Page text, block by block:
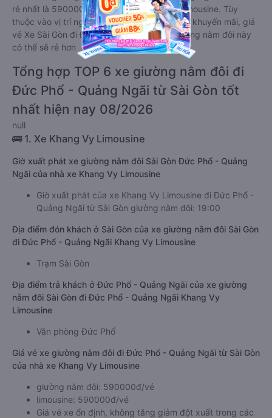
rẻ nhất là 590000 của hãng xe Khang Vy Limousine. Tùy
thuộc vào vị trí ngồi của bạn và chương trình khuyến mãi, giá
vé Xe Sài Gòn đi Đức Phổ - Quảng Ngãi giường nằm đôi này
có thể sẽ rẻ hơn
Tổng hợp TOP 6 xe giường nằm đôi đi
Đức Phổ - Quảng Ngãi từ Sài Gòn tốt
nhất hiện nay 08/2026
null
🚌 1. Xe Khang Vy Limousine
Giờ xuất phát xe giường nằm đôi Sài Gòn Đức Phổ - Quảng
Ngãi của nhà xe Khang Vy Limousine
Giờ xuất phát của xe Khang Vy Limousine đi Đức Phổ -
Quảng Ngãi từ Sài Gòn giường nằm đôi: 19:00
Địa điểm đón khách ở Sài Gòn của xe giường nằm đôi Sài Gòn
đi Đức Phổ - Quảng Ngãi Khang Vy Limousine
Trạm Sài Gòn
Địa điểm trả khách ở Đức Phổ - Quảng Ngãi của xe giường
nằm đôi Sài Gòn đi Đức Phổ - Quảng Ngãi Khang Vy
Limousine
Văn phòng Đức Phổ
Giá vé xe giường nằm đôi đi Đức Phổ - Quảng Ngãi từ Sài Gòn
của nhà xe Khang Vy Limousine
giường nằm đôi: 590000đ/vé
limousine: 590000đ/vé
Giá vé xe ổn định, không tăng giảm đột xuất trong các